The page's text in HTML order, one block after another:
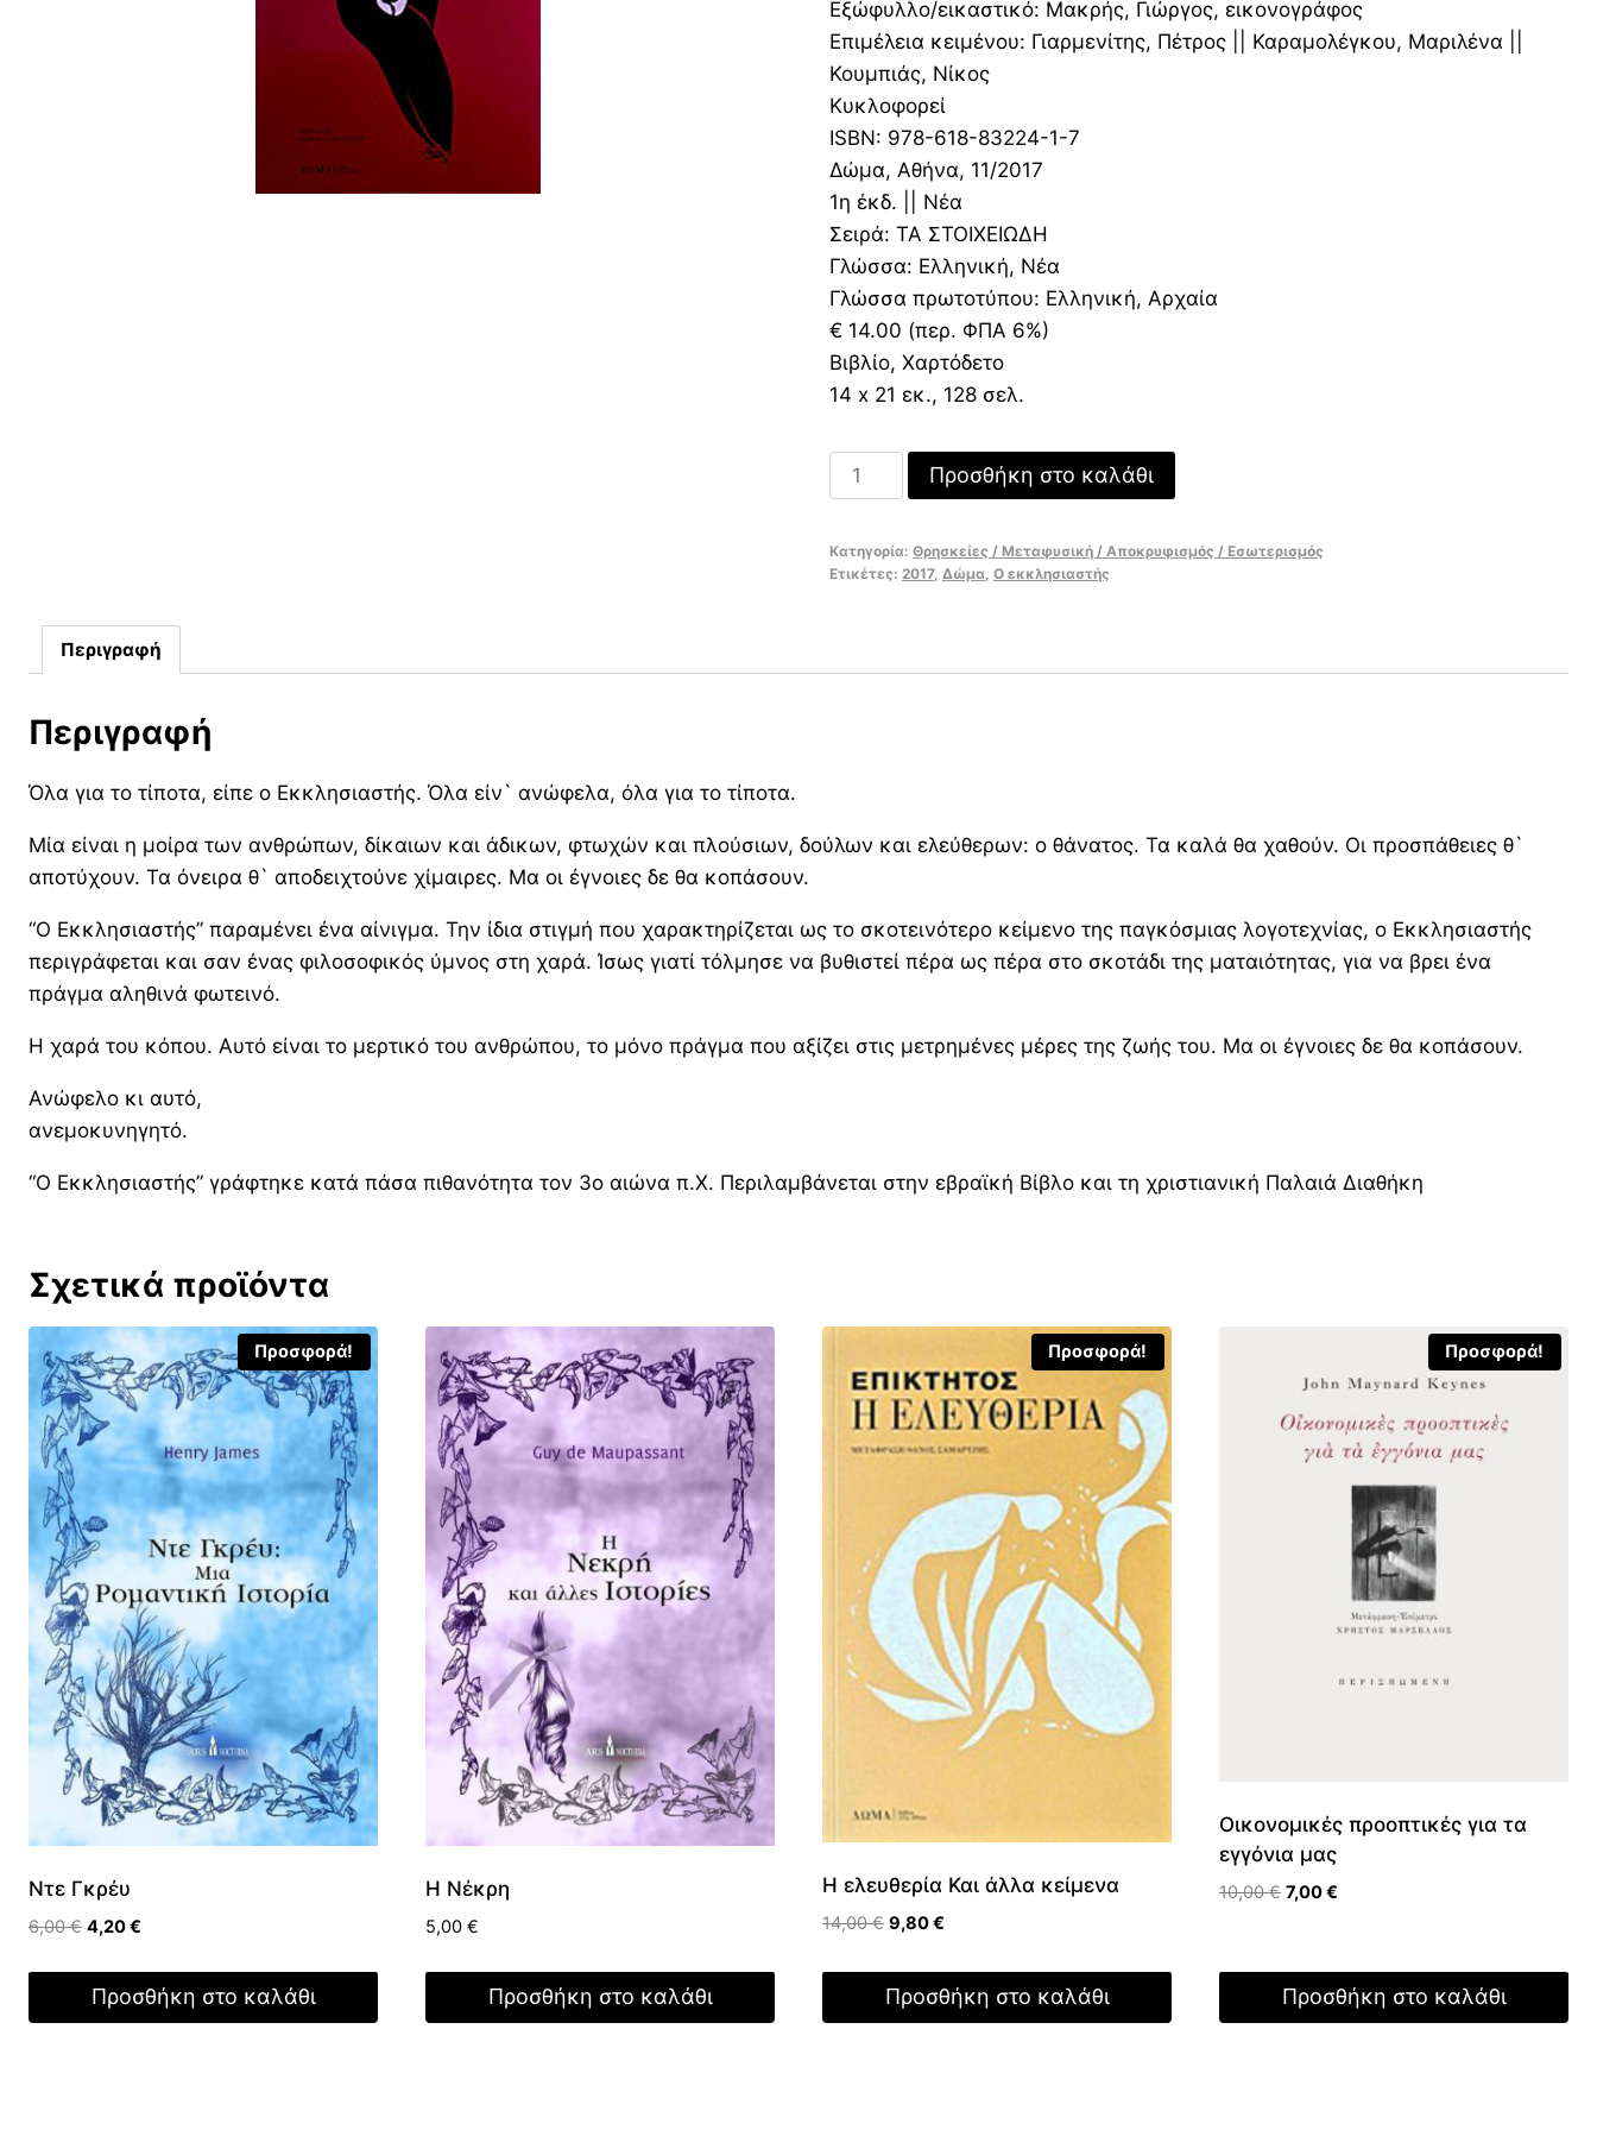
9,80 €.
Εξώφυλλο/εικαστικό: Μακρής, Γιώργος, εικονογράφος
Επιμέλεια κειμένου: Γιαρμενίτης, Πέτρος || Καραμολέγκου, Μαριλένα ||
Κουμπιάς, Νίκος
Κυκλοφορεί
ISBN: 978-618-83224-1-7
Δώμα, Αθήνα, 11/2017
1η έκδ. || Νέα
Σειρά: ΤΑ ΣΤΟΙΧΕΙΩΔΗ
Γλώσσα: Ελληνική, Νέα
Γλώσσα πρωτοτύπου: Ελληνική, Αρχαία
€ 14.00 (περ. ΦΠΑ 6%)
Βιβλίο, Χαρτόδετο
14 x 21 εκ., 128 σελ.
Εκκλησιαστής
Προσθήκη στο καλάθι
Κατηγορία: Θρησκείες / Μεταφυσική / Αποκρυφισμός / Εσωτερισμός
Ετικέτες: 2017, Δώμα, Ο εκκλησιαστής
Περιγραφή
Περιγραφή
Όλα για το τίποτα, είπε ο Εκκλησιαστής. Όλα είν` ανώφελα, όλα για το τίποτα.
Μία είναι η μοίρα των ανθρώπων, δίκαιων και άδικων, φτωχών και πλούσιων, δούλων και ελεύθερων: ο θάνατος. Τα καλά θα χαθούν. Οι προσπάθειες θ`
αποτύχουν. Τα όνειρα θ` αποδειχτούνε χίμαιρες. Μα οι έγνοιες δε θα κοπάσουν.
“Ο Εκκλησιαστής” παραμένει ένα αίνιγμα. Την ίδια στιγμή που χαρακτηρίζεται ως το σκοτεινότερο κείμενο της παγκόσμιας λογοτεχνίας, ο Εκκλησιαστής
περιγράφεται και σαν ένας φιλοσοφικός ύμνος στη χαρά. Ίσως γιατί τόλμησε να βυθιστεί πέρα ως πέρα στο σκοτάδι της ματαιότητας, για να βρει ένα
πράγμα αληθινά φωτεινό.
Η χαρά του κόπου. Αυτό είναι το μερτικό του ανθρώπου, το μόνο πράγμα που αξίζει στις μετρημένες μέρες της ζωής του. Μα οι έγνοιες δε θα κοπάσουν.
Ανώφελο κι αυτό,
ανεμοκυνηγητό.
“Ο Εκκλησιαστής” γράφτηκε κατά πάσα πιθανότητα τον 3ο αιώνα π.Χ. Περιλαμβάνεται στην εβραϊκή Βίβλο και τη χριστιανική Παλαιά Διαθήκη
Σχετικά προϊόντα
Προσφορά!
Ντε Γκρέυ
6,00€ Original
6,00 €.
4,20€
είναι:
Προσθήκη στο καλάθι
Η Νέκρη
5,00 €
Προσθήκη στο καλάθι
Προσφορά!
Η ελευθερία Και άλλα κείμενα
14,00€ Original
was:
14,00 €.
9,80€
τιμή
είναι:
Προσθήκη στο καλάθι
Προσφορά!
Οικονομικές προοπτικές για τα
εγγόνια μας
10,00€ Original
10,00 €.
7,00€
είναι:
7,00 €.
Προσθήκη στο καλάθι